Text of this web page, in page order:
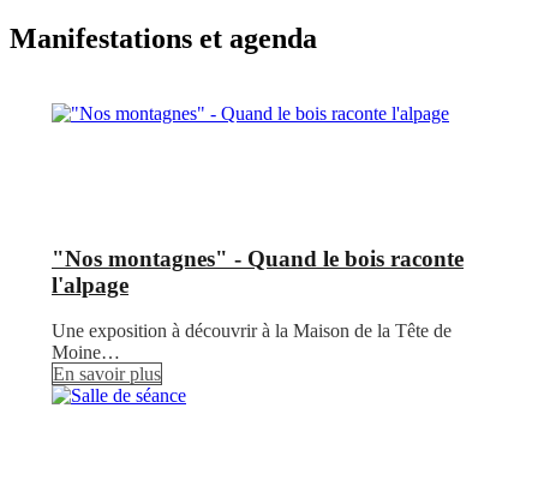
Manifestations et agenda
"Nos montagnes" - Quand le bois raconte
l'alpage
Une exposition à découvrir à la Maison de la Tête de
Moine…
En savoir plus